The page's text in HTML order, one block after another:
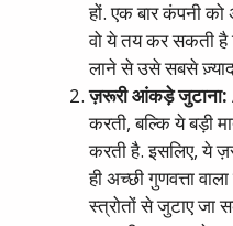
हों. एक बार कंपनी
वो ये तय कर सकती है
लाने से उसे सबसे
ज़रूरीआंकड़ेजुटाना:
करती, बल्कि ये बड़ी
करती है. इसलिए, ये
ही अच्छी गुणवत्ता
स्त्रोतों से जुटाए